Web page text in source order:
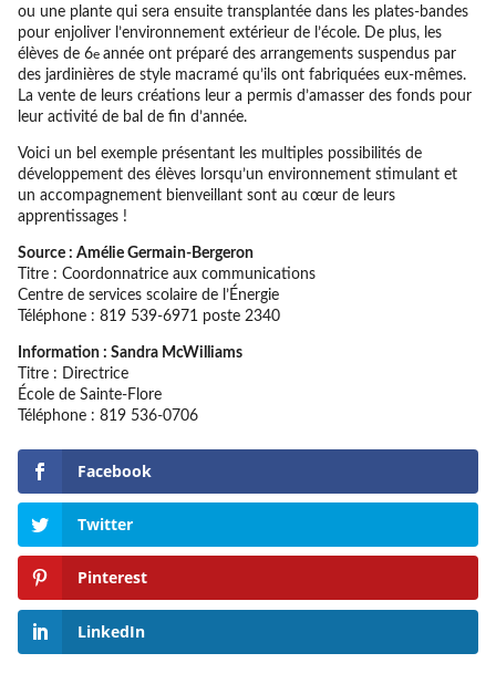
ou une plante qui sera ensuite transplantée dans les plates-bandes
pour enjoliver l’environnement extérieur de l’école. De plus, les
élèves de 6e année ont préparé des arrangements suspendus par
des jardinières de style macramé qu’ils ont fabriquées eux-mêmes.
La vente de leurs créations leur a permis d’amasser des fonds pour
leur activité de bal de fin d’année.
Voici un bel exemple présentant les multiples possibilités de
développement des élèves lorsqu’un environnement stimulant et
un accompagnement bienveillant sont au cœur de leurs
apprentissages !
Source : Amélie Germain-Bergeron
Titre : Coordonnatrice aux communications
Centre de services scolaire de l’Énergie
Téléphone : 819 539-6971 poste 2340
Information : Sandra McWilliams
Titre : Directrice
École de Sainte-Flore
Téléphone : 819 536-0706
Facebook
Twitter
Pinterest
LinkedIn